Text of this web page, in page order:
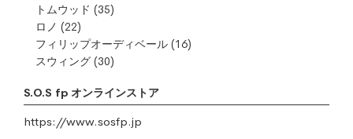
トムウッド (35)
ロノ (22)
フィリップオーディベール (16)
スウィング (30)
S.O.S fp オンラインストア
https://www.sosfp.jp